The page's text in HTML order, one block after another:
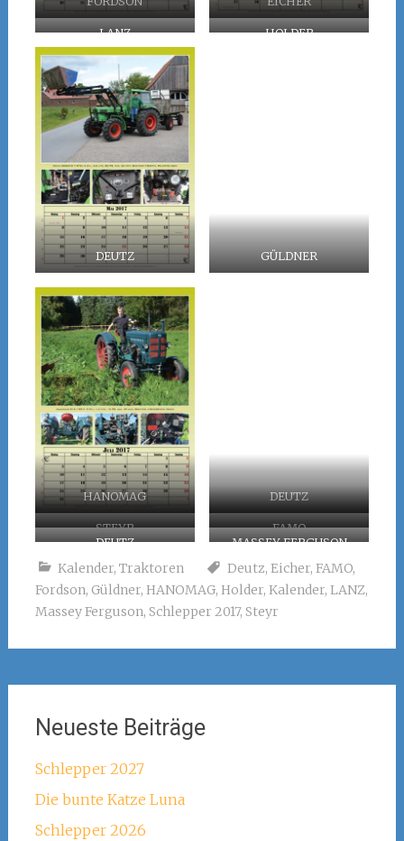
LANZ HOLDER
DEUTZ GÜLDNER
HANOMAG DEUTZ
STEYR
FAMO
DEUTZ
MASSEY FERGUSON
Kalender, Traktoren Deutz, Eicher, FAMO,
Fordson, Güldner, HANOMAG, Holder, Kalender, LANZ,
Massey Ferguson, Schlepper 2017, Steyr
Neueste Beiträge
Schlepper 2027
Die bunte Katze Luna
Schlepper 2026